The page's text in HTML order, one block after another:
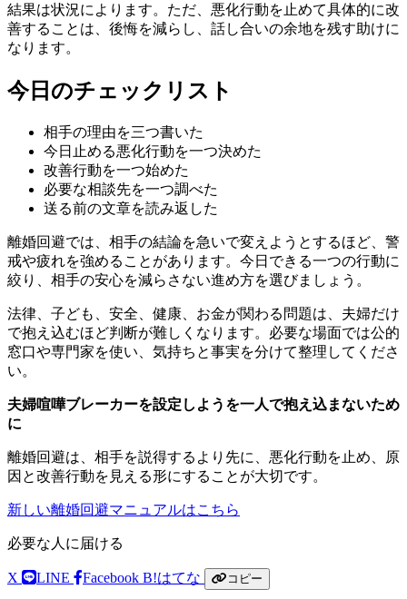
結果は状況によります。ただ、悪化行動を止めて具体的に改
善することは、後悔を減らし、話し合いの余地を残す助けに
なります。
今日のチェックリスト
相手の理由を三つ書いた
今日止める悪化行動を一つ決めた
改善行動を一つ始めた
必要な相談先を一つ調べた
送る前の文章を読み返した
離婚回避では、相手の結論を急いで変えようとするほど、警
戒や疲れを強めることがあります。今日できる一つの行動に
絞り、相手の安心を減らさない進め方を選びましょう。
法律、子ども、安全、健康、お金が関わる問題は、夫婦だけ
で抱え込むほど判断が難しくなります。必要な場面では公的
窓口や専門家を使い、気持ちと事実を分けて整理してくださ
い。
夫婦喧嘩ブレーカーを設定しようを一人で抱え込まないため
に
離婚回避は、相手を説得するより先に、悪化行動を止め、原
因と改善行動を見える形にすることが大切です。
新しい離婚回避マニュアルはこちら
必要な人に届ける
X LINE Facebook B!はてな コピー